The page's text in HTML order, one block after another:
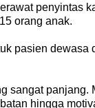
penyintas
orang anak.
pasien dewasa
sangat panjang.
hingga